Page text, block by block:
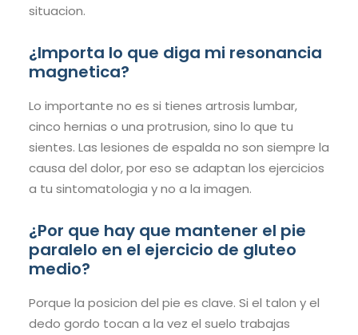
situacion.
¿Importa lo que diga mi resonancia
magnetica?
Lo importante no es si tienes artrosis lumbar,
cinco hernias o una protrusion, sino lo que tu
sientes. Las lesiones de espalda no son siempre la
causa del dolor, por eso se adaptan los ejercicios
a tu sintomatologia y no a la imagen.
¿Por que hay que mantener el pie
paralelo en el ejercicio de gluteo
medio?
Porque la posicion del pie es clave. Si el talon y el
dedo gordo tocan a la vez el suelo trabajas